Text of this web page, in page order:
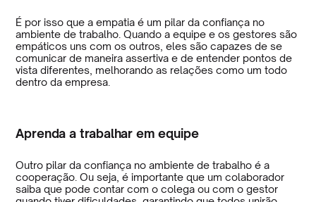
É por isso que a empatia é um pilar da confiança no
ambiente de trabalho. Quando a equipe e os gestores são
empáticos uns com os outros, eles são capazes de se
comunicar de maneira assertiva e de entender pontos de
vista diferentes, melhorando as relações como um todo
dentro da empresa.
Aprenda a trabalhar em equipe
Outro pilar da confiança no ambiente de trabalho é a
cooperação. Ou seja, é importante que um colaborador
saiba que pode contar com o colega ou com o gestor